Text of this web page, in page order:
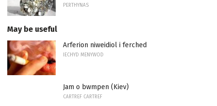
PERTHYNAS
May be useful
Arferion niweidiol i ferched
IECHYD MENYWOD
Jam o bwmpen (Kiev)
CARTREF CARTREF